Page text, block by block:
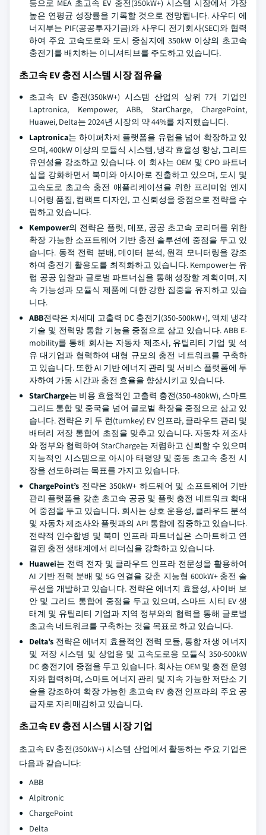
등으로 MEA 초고속 EV 충전(350kW+) 시스템 시장에서 가장
높은 연평균 성장률을 기록할 것으로 전망됩니다. 사우디 에
너지부는 PIF(공공투자기금)와 사우디 전기회사(SEC)와 협력
하여 주요 고속도로와 도시 중심지에 350kW 이상의 초고속
충전기를 배치하는 이니셔티브를 주도하고 있습니다.
초고속 EV 충전 시스템 시장 점유율
초고속 EV 충전(350kW+) 시스템 산업의 상위 7개 기업인
Laptronica, Kempower, ABB, StarCharge, ChargePoint,
Huawei, Delta는 2024년 시장의 약 44%를 차지했습니다.
Laptronica는 하이퍼차저 플랫폼을 유럽을 넘어 확장하고 있
으며, 400kW 이상의 모듈식 시스템, 냉각 효율성 향상, 그리드
유연성을 강조하고 있습니다. 이 회사는 OEM 및 CPO 파트너
십을 강화하면서 북미와 아시아로 진출하고 있으며, 도시 및
고속도로 초고속 충전 애플리케이션을 위한 프리미엄 엔지
니어링 품질, 컴팩트 디자인, 고 신뢰성을 중점으로 전략을 수
립하고 있습니다.
Kempower의 전략은 플릿, 데포, 공공 초고속 코리더를 위한
확장 가능한 소프트웨어 기반 충전 솔루션에 중점을 두고 있
습니다. 동적 전력 분배, 데이터 분석, 원격 모니터링을 강조
하여 충전기 활용도를 최적화하고 있습니다. Kempower는 유
럽 공공 입찰과 글로벌 파트너십을 통해 성장할 계획이며, 지
속 가능성과 모듈식 제품에 대한 강한 집중을 유지하고 있습
니다.
ABB전략은 차세대 고출력 DC 충전기(350-500kW+), 액체 냉각
기술 및 전력망 통합 기능을 중점으로 삼고 있습니다. ABB E-
mobility를 통해 회사는 자동차 제조사, 유틸리티 기업 및 석
유 대기업과 협력하여 대형 규모의 충전 네트워크를 구축하
고 있습니다. 또한 AI 기반 에너지 관리 및 서비스 플랫폼에 투
자하여 가동 시간과 충전 효율을 향상시키고 있습니다.
StarCharge는 비용 효율적인 고출력 충전(350-480kW), 스마트
그리드 통합 및 중국을 넘어 글로벌 확장을 중점으로 삼고 있
습니다. 전략은 키 투 런(turnkey) EV 인프라, 클라우드 관리 및
배터리 저장 통합에 초점을 맞추고 있습니다. 자동차 제조사
와 정부와 협력하여 StarCharge는 저렴하고 신뢰할 수 있으며
지능적인 시스템으로 아시아 태평양 및 중동 초고속 충전 시
장을 선도하려는 목표를 가지고 있습니다.
ChargePoint’s 전략은 350kW+ 하드웨어 및 소프트웨어 기반
관리 플랫폼을 갖춘 초고속 공공 및 플릿 충전 네트워크 확대
에 중점을 두고 있습니다. 회사는 상호 운용성, 클라우드 분석
및 자동차 제조사와 플릿과의 API 통합에 집중하고 있습니다.
전략적 인수합병 및 북미 인프라 파트너십은 스마트하고 연
결된 충전 생태계에서 리더십을 강화하고 있습니다.
Huawei는 전력 전자 및 클라우드 인프라 전문성을 활용하여
AI 기반 전력 분배 및 5G 연결을 갖춘 지능형 600kW+ 충전 솔
루션을 개발하고 있습니다. 전략은 에너지 효율성, 사이버 보
안 및 그리드 통합에 중점을 두고 있으며, 스마트 시티 EV 생
태계 및 유틸리티 기업과 지역 정부와의 협력을 통해 글로벌
초고속 네트워크를 구축하는 것을 목표로 하고 있습니다.
Delta’s 전략은 에너지 효율적인 전력 모듈, 통합 재생 에너지
및 저장 시스템 및 상업용 및 고속도로용 모듈식 350-500kW
DC 충전기에 중점을 두고 있습니다. 회사는 OEM 및 충전 운영
자와 협력하며, 스마트 에너지 관리 및 지속 가능한 저탄소 기
술을 강조하여 확장 가능한 초고속 EV 충전 인프라의 주요 공
급자로 자리매김하고 있습니다.
초고속 EV 충전 시스템 시장 기업
초고속 EV 충전(350kW+) 시스템 산업에서 활동하는 주요 기업은
다음과 같습니다:
ABB
Alpitronic
ChargePoint
Delta